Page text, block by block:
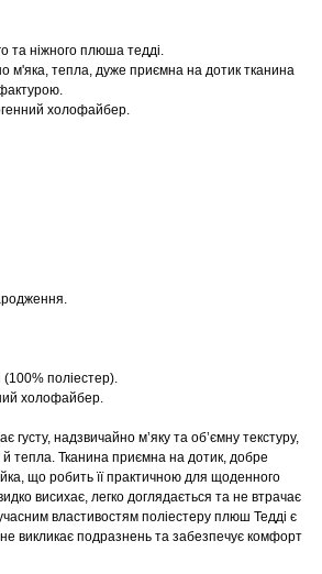
та ніжного плюша тедді.
м'яка, тепла, дуже приємна на дотик тканина
холофайбер.
поліестер).
холофайбер.
густу, надзвичайно м’яку та об’ємну текстуру,
й тепла. Тканина приємна на дотик, добре
що робить її практичною для щоденного
висихає, легко доглядається та не втрачає
властивостям поліестеру плюш Тедді є
викликає подразнень та забезпечує комфорт